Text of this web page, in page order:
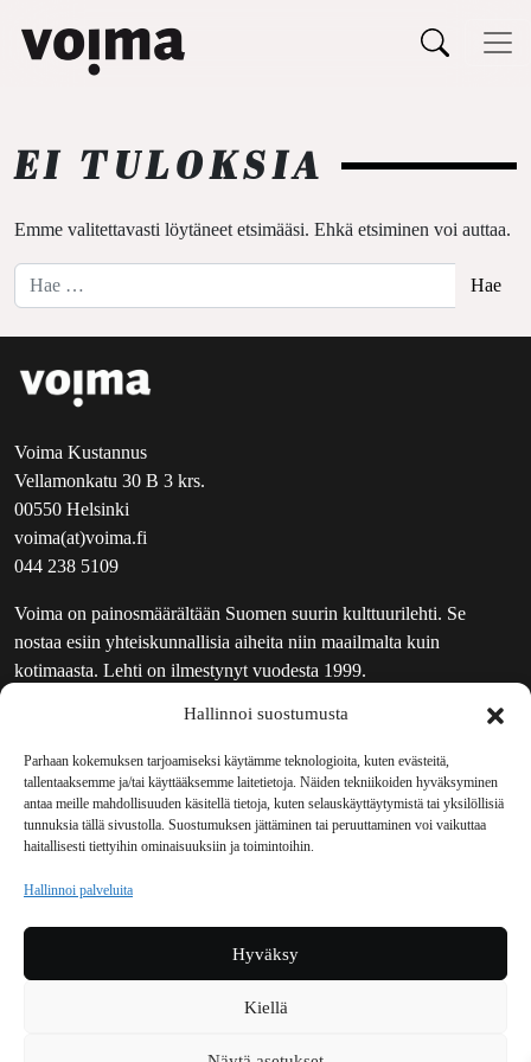
Hallinnoi suostumusta
Parhaan kokemuksen tarjoamiseksi käytämme teknologioita, kuten evästeitä,
tallentaaksemme ja/tai käyttääksemme laitetietoja. Näiden tekniikoiden hyväksyminen
antaa meille mahdollisuuden käsitellä tietoja, kuten selauskäyttäytymistä tai yksilöllisiä
tunnuksia tällä sivustolla. Suostumuksen jättäminen tai peruuttaminen voi vaikuttaa
haitallisesti tiettyihin ominaisuuksiin ja toimintoihin.
Hallinnoi palveluita
Hyväksy
Kiellä
Päävalikko
EI TULOKSIA
Emme valitettavasti löytäneet etsimääsi. Ehkä etsiminen voi auttaa.
Hae:
Voima Kustannus
Vellamonkatu 30 B 3 krs.
00550 Helsinki
voima(at)voima.fi
044 238 5109
Voima on painosmäärältään Suomen suurin kulttuurilehti. Se
nostaa esiin yhteiskunnallisia aiheita niin maailmalta kuin
kotimaasta. Lehti on ilmestynyt vuodesta 1999.
UUTISKIRJE
MAINOSTAJILLE
VASTAMAINOKSET
JAKELUPAIKAT
REKISTERISELOSTE
TILAUKSEN PERUUTUSPYYNTÖ
TILAUSOHJEET JA -EHDOT